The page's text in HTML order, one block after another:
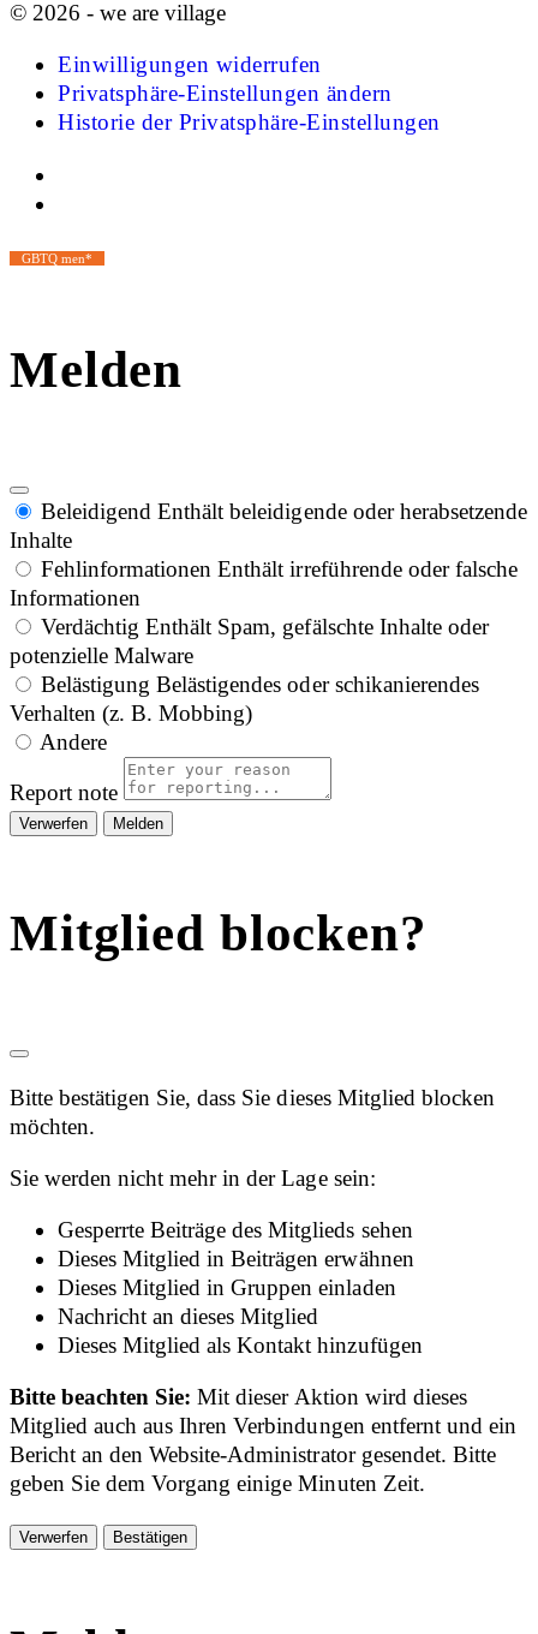
© 2026 - we are village
Einwilligungen widerrufen
Privatsphäre-Einstellungen ändern
Historie der Privatsphäre-Einstellungen
GBTQ men*
Melden
Beleidigend Enthält beleidigende oder herabsetzende
Inhalte
Fehlinformationen Enthält irreführende oder falsche
Informationen
Verdächtig Enthält Spam, gefälschte Inhalte oder
potenzielle Malware
Belästigung Belästigendes oder schikanierendes
Verhalten (z. B. Mobbing)
Andere
Report note
Melden
Mitglied blocken?
Bitte bestätigen Sie, dass Sie dieses Mitglied blocken
möchten.
Sie werden nicht mehr in der Lage sein:
Gesperrte Beiträge des Mitglieds sehen
Dieses Mitglied in Beiträgen erwähnen
Dieses Mitglied in Gruppen einladen
Nachricht an dieses Mitglied
Dieses Mitglied als Kontakt hinzufügen
Bitte beachten Sie:Mit dieser Aktion wird dieses
Mitglied auch aus Ihren Verbindungen entfernt und ein
Bericht an den Website-Administrator gesendet. Bitte
geben Sie dem Vorgang einige Minuten Zeit.
Bestätigen